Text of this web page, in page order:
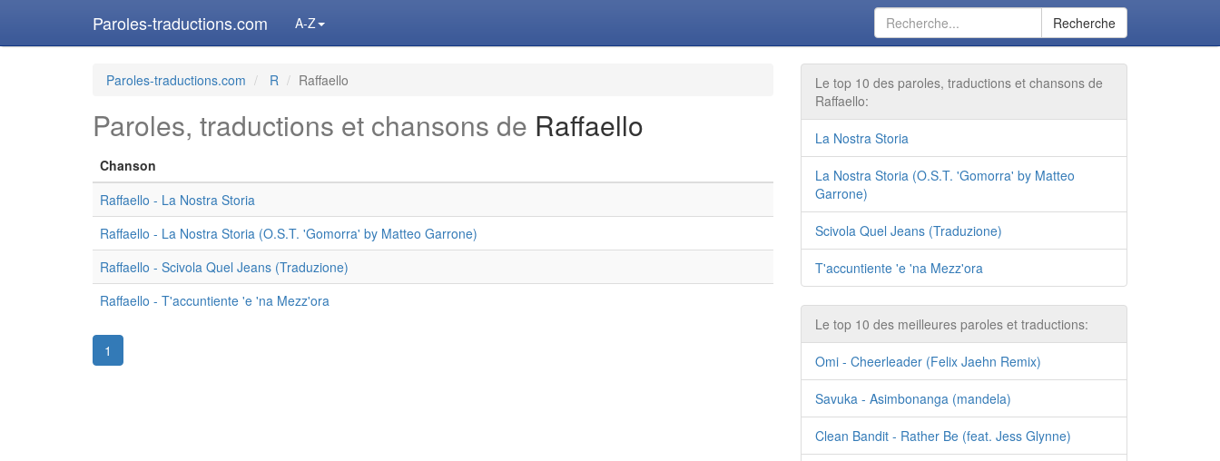
Paroles-traductions.com A-Z Recherche
Paroles-traductions.com R Raffaello
Paroles, traductions et chansons de Raffaello
Chanson
Raffaello - La Nostra Storia
Raffaello - La Nostra Storia (O.S.T. 'Gomorra' by Matteo Garrone)
Raffaello - Scivola Quel Jeans (Traduzione)
Raffaello - T'accuntiente 'e 'na Mezz'ora
1
Le top 10 des paroles, traductions et chansons de
Raffaello:
La Nostra Storia
La Nostra Storia (O.S.T. 'Gomorra' by Matteo
Garrone)
Scivola Quel Jeans (Traduzione)
T'accuntiente 'e 'na Mezz'ora
Le top 10 des meilleures paroles et traductions:
Omi - Cheerleader (Felix Jaehn Remix)
Savuka - Asimbonanga (mandela)
Clean Bandit - Rather Be (feat. Jess Glynne)